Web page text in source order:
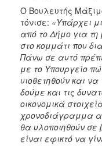
Ο Βουλευτής
τόνισε: «Υπάρχει
από το Δήμο για
στο κομμάτι που
Πάνω σε αυτό
με το Υπουργείο
υιοθετηθούν και
δούμε και τις
οικονομικά
χρονοδιάγραμμα
θα υλοποιηθούν σε
είναι εφικτό να